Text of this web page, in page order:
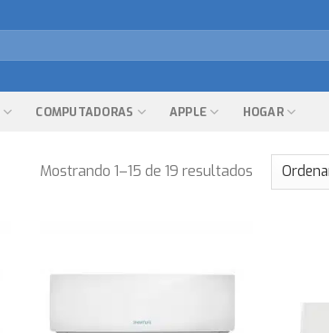
COMPUTADORAS APPLE HOGAR
Mostrando 1–15 de 19 resultados